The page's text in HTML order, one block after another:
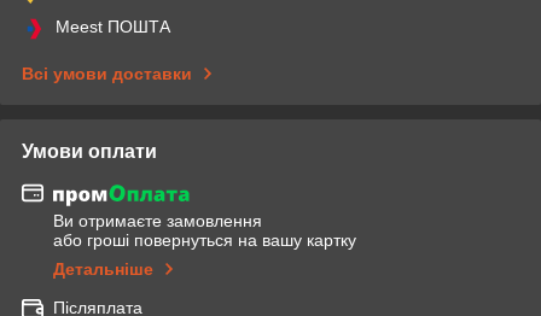
Meest ПОШТА
Всі умови доставки
Умови оплати
Ви отримаєте замовлення
або гроші повернуться на вашу картку
Детальніше
Післяплата